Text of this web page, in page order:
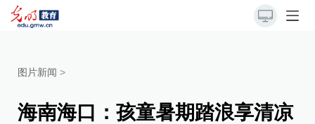
图片新闻 >
海南海口：孩童暑期踏浪享清凉